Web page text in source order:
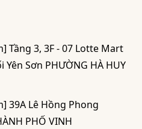
Tầng 3, 3F - 07 Lotte Mart
Sơn PHƯỜNG HÀ HUY
39A Lê Hồng Phong
PHỐ VINH